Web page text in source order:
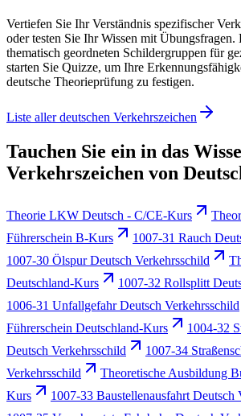
Vertiefen Sie Ihr Verständnis spezifischer
oder testen Sie Ihr Wissen mit Übungsfragen.
thematisch geordneten Schildergruppen für
starten Sie Quizze, um Ihre
deutsche Theorieprüfung zu festigen.
Liste aller deutschen Verkehrszeichen
Tauchen Sie ein in das
Verkehrszeichen von
Theorie LKW Deutsch - C/CE-Kurs
Führerschein B-Kurs
1007-31 Rauch
1007-30 Ölspur Deutsch Verkehrsschild
Deutschland-Kurs
1007-32 Rollsplitt
1006-31 Unfallgefahr Deutsch Verkehrsschild
Führerschein Deutschland-Kurs
1004-32
Deutsch Verkehrsschild
1007-34
Verkehrsschild
Theoretische Ausbildung
Kurs
1007-33 Baustellenausfahrt Deutsch